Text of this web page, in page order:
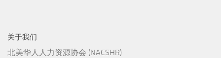
关于我们
北美华人人力资源协会 (NACSHR)